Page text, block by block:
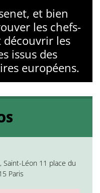
et bien
les chefs-
découvrir les
issus des
européens.
Léon 11 place du
Paris